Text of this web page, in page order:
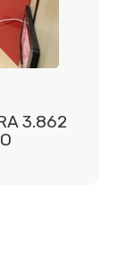
3.862